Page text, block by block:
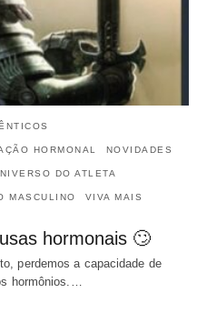
HORMONAL NOVIDADES
DO ATLETA
MASCULINO VIVA MAIS
hormonais 🙄
perdemos a capacidade de
hormônios.…